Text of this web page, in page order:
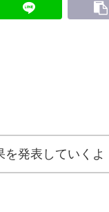
発表していくよ